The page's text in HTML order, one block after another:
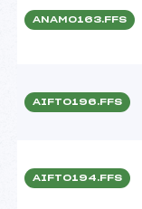
ANAM0163.FFS
AIFT0196.FFS
AIFT0194.FFS